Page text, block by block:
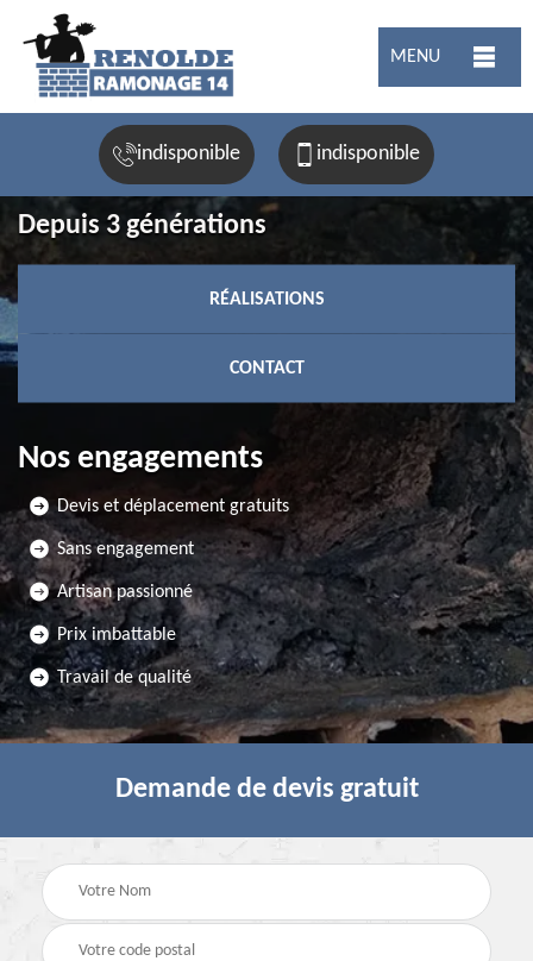
MENU
indisponible indisponible
Depuis 3 générations
RÉALISATIONS
CONTACT
Nos engagements
Devis et déplacement gratuits
Sans engagement
Artisan passionné
Prix imbattable
Travail de qualité
Demande de devis gratuit